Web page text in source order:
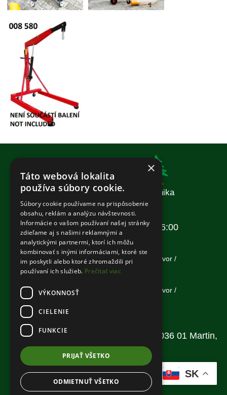
Komunálna a záhradná technika
Otváracie hodiny:
Pondelok – Piatok: 08:00–16:00
Sobota: Zatvorené
/podľa potreby na telefonický dohovor /
Nedeľa: Zatvorené
/podľa potreby na telefonický dohovor /
AGRIFARMI, s. r. o, Za Jordánom 6, 036 01 Martin,
Slovenská republika
GPS: 49.09937825263854, 18.925586431393402
SK
×
Táto webová lokalita
používa súbory cookie.
Súbory cookie používame na prispôsobenie
obsahu, reklám a analýzu návštevnosti.
Informácie o vašom používaní našej stránky
zdieľame aj s našimi reklamnými a
analytickými partnermi, ktorí ich môžu
kombinovať s inými informáciami, ktoré ste
im poskytli alebo ktoré zhromaždili pri
používaní ich služieb. Prečítať viac
VÝKONNOSŤ
CIELENIE
FUNKCIE
PRIJAŤ VŠETKO
ODMIETNUŤ VŠETKO